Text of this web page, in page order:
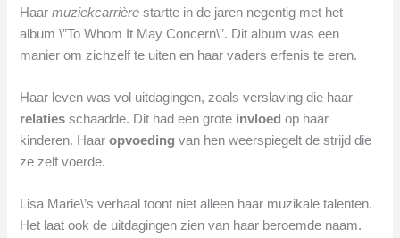
Haarmuziekcarrière startte in de jaren negentig met het
album \”To Whom It May Concern\”. Dit album was een
manier om zichzelf te uiten en haar vaders erfenis te eren.
Haar leven was vol uitdagingen, zoals verslaving die haar
relaties schaadde. Dit had een grote invloed op haar
kinderen. Haaropvoeding van hen weerspiegelt de strijd die
ze zelf voerde.
Lisa Marie\’s verhaal toont niet alleen haar muzikale talenten.
Het laat ook de uitdagingen zien van haar beroemde naam.